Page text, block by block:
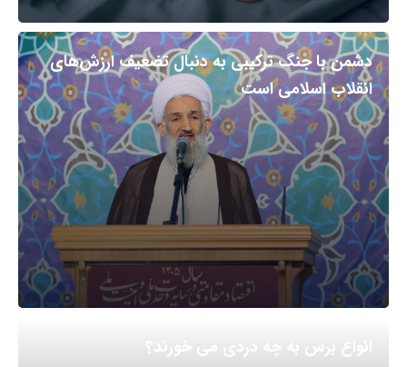
دشمن با جنگ ترکیبی به دنبال تضعیف ارزش‌های
انقلاب اسلامی است
انواع برس به چه دردی می خورند؟